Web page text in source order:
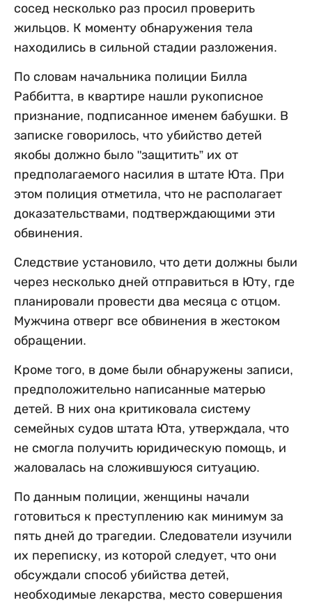
сосед несколько раз просил проверить
жильцов. К моменту обнаружения тела
находились в сильной стадии разложения.
По словам начальника полиции Билла
Раббитта, в квартире нашли рукописное
признание, подписанное именем бабушки. В
записке говорилось, что убийство детей
якобы должно было "защитить” их от
предполагаемого насилия в штате Юта. При
этом полиция отметила, что не располагает
доказательствами, подтверждающими эти
обвинения.
Следствие установило, что дети должны были
через несколько дней отправиться в Юту, где
планировали провести два месяца с отцом.
Мужчина отверг все обвинения в жестоком
обращении.
Кроме того, в доме были обнаружены записи,
предположительно написанные матерью
детей. В них она критиковала систему
семейных судов штата Юта, утверждала, что
не смогла получить юридическую помощь, и
жаловалась на сложившуюся ситуацию.
По данным полиции, женщины начали
готовиться к преступлению как минимум за
пять дней до трагедии. Следователи изучили
их переписку, из которой следует, что они
обсуждали способ убийства детей,
необходимые лекарства, место совершения